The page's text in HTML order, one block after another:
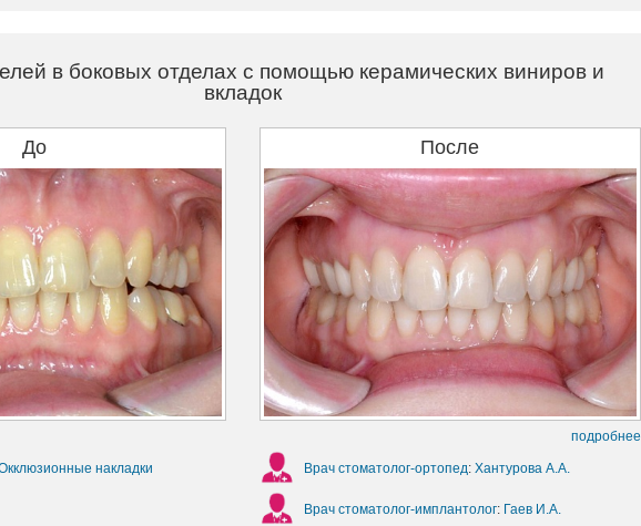
в боковых отделах с помощью керамических виниров и
вкладок
До После
подробнее
накладки Врач стоматолог-ортопед: Хантурова А.А.
Врач стоматолог-имплантолог: Гаев И.А.